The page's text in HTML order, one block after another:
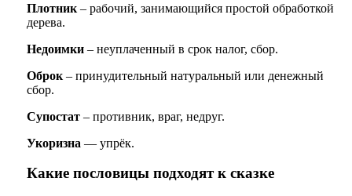
Плотник– рабочий, занимающийся простой обработкой
дерева.
Недоимки– неуплаченный в срок налог, сбор.
Оброк– принудительный натуральный или денежный
сбор.
Супостат– противник, враг, недруг.
Укоризна — упрёк.
Какие пословицы подходят к сказке